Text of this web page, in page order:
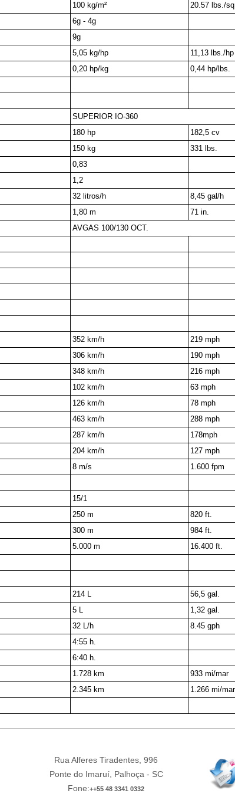
100 kg/m²
20.57 lbs./
6g - 4g
9g
5,05 kg/hp
11,13 lbs./hp
0,20 hp/kg 0,44 hp/lbs.
SUPERIOR IO-360
180 hp
182,5 cv
150 kg
331 lbs.
0,83
1,2
32 litros/h
8,45 gal/h
1,80 m
71 in.
AVGAS 100/130 OCT.
352 km/h
219 mph
306 km/h
190 mph
348 km/h
216 mph
102 km/h
63 mph
126 km/h
78 mph
463 km/h
288 mph
287 km/h
178mph
204 km/h
127 mph
8 m/s 1.600 fpm
15/1
250 m
820 ft.
300 m
984 ft.
5.000 m 16.400 ft.
214 L
56,5 gal.
5 L
1,32 gal.
32 L/h
8.45 gph
4:55 h.
6:40 h.
1.728 km
933 mi/mar
2.345 km 1.266 mi/mar
Rua Alferes Tiradentes, 996
Ponte do Imaruí, Palhoça - SC
Fone:++55 48 3341 0332